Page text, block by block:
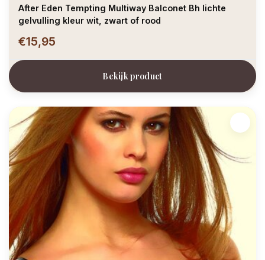
After Eden Tempting Multiway Balconet Bh lichte
gelvulling kleur wit, zwart of rood
€15,95
Bekijk product